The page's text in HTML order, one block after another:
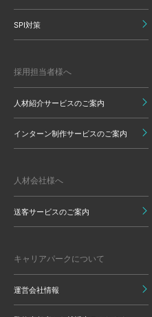
SPI対策
採用担当者様へ
人材紹介サービスのご案内
インターン制作サービスのご案内
人材会社様へ
送客サービスのご案内
キャリアパークについて
運営会社情報